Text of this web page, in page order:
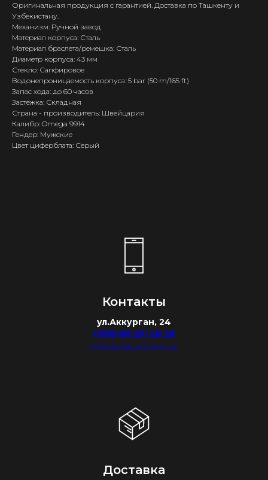
Оригинальная продукция с гарантией. Доставка по Ташкенту и
Узбекистану.
Механизм: Ручной завод
Материал корпуса: Сталь
Материал браслета/ремешка: Сталь
Диаметр корпуса: 43 мм
Стекло: Сапфировое
Водонепроницаемость корпуса: 5 bar (50 m/165 ft)
Запас хода: до 60 часов
Застёжка: Складная
Страна - производитель: Швейцария
Калибр: Omega 9914
Гендер: Мужские
Цвет циферблата: Серый
Контакты
ул.Аккурган, 24
+998 88 281 28 28
info@watchdealer.uz
Доставка